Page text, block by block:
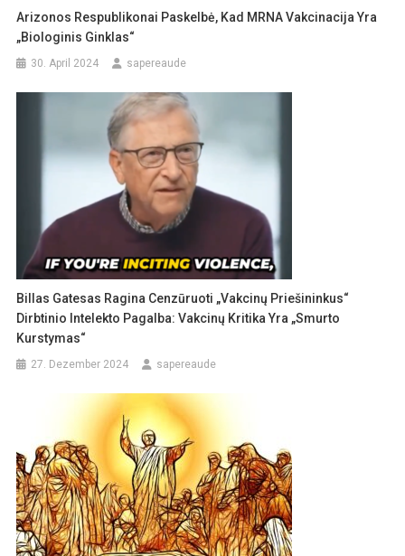
Arizonos Respublikonai Paskelbė, Kad MRNA Vakcinacija Yra
„biologinis Ginklas“
30. April 2024 sapereaude
Billas Gatesas Ragina Cenzūruoti „vakcinų Priešininkus“
Dirbtinio Intelekto Pagalba: Vakcinų Kritika Yra „smurto
Kurstymas“
27. Dezember 2024 sapereaude